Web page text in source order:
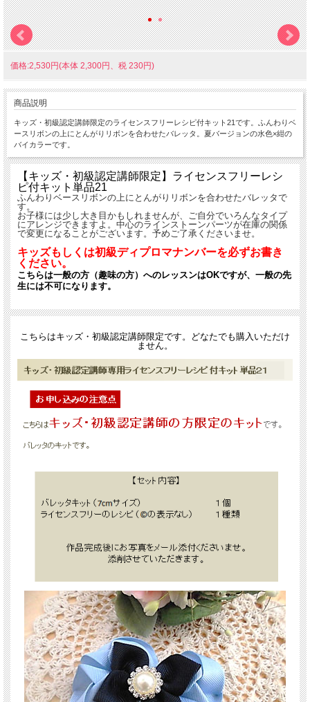
価格:2,530円(本体 2,300円、税 230円)
商品説明
キッズ・初級認定講師限定のライセンスフリーレシピ付キット21です。ふんわりベ
ースリボンの上にとんがりリボンを合わせたバレッタ。夏バージョンの水色×紺の
バイカラーです。
【キッズ・初級認定講師限定】ライセンスフリーレシ
ピ付キット単品21
ふんわりベースリボンの上にとんがりリボンを合わせたバレッタで
す。
お子様には少し大き目かもしれませんが、ご自分でいろんなタイプ
にアレンジできますよ。中心のラインストーンパーツが在庫の関係
で変更になることがございます。予めご了承くださいませ。
キッズもしくは初級ディプロマナンバーを必ずお書き
ください。
こちらは一般の方（趣味の方）へのレッスンはOKですが、一般の先
生には不可になります。
こちらはキッズ・初級認定講師限定です。どなたでも購入いただけ
ません。